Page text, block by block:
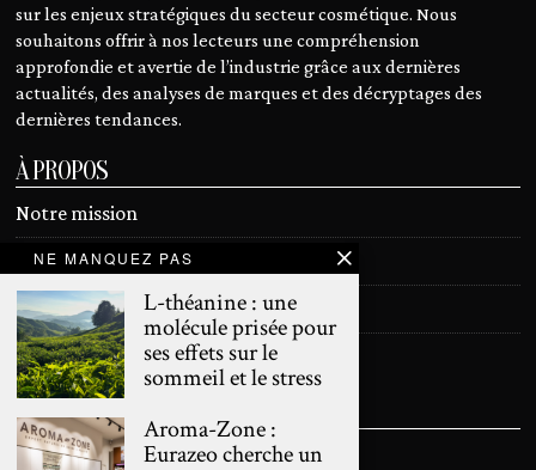
sur les enjeux stratégiques du secteur cosmétique. Nous
souhaitons offrir à nos lecteurs une compréhension
approfondie et avertie de l’industrie grâce aux dernières
actualités, des analyses de marques et des décryptages des
dernières tendances.
À PROPOS
Notre mission
Devenir contributeur
Contact
Mentions légales
SUIVEZ NOUS
NE MANQUEZ PAS
L-théanine : une
molécule prisée pour
ses effets sur le
sommeil et le stress
Aroma-Zone :
Eurazeo cherche un